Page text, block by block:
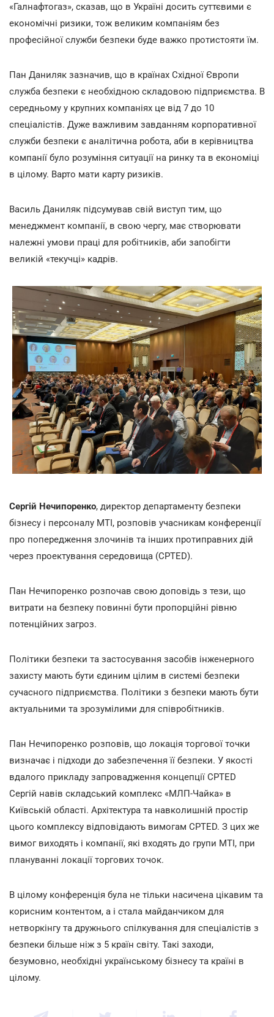
«Галнафтогаз», сказав, що в Україні досить суттєвими є
економічні ризики, тож великим компаніям без
професійної служби безпеки буде важко протистояти їм.
Пан Даниляк зазначив, що в країнах Східної Європи
служба безпеки є необхідною складовою підприємства. В
середньому у крупних компаніях це від 7 до 10
спеціалістів. Дуже важливим завданням корпоративної
служби безпеки є аналітична робота, аби в керівництва
компанії було розуміння ситуації на ринку та в економіці
в цілому. Варто мати карту ризиків.
Василь Даниляк підсумував свій виступ тим, що
менеджмент компанії, в свою чергу, має створювати
належні умови праці для робітників, аби запобігти
великій «текучці» кадрів.
Сергій Нечипоренко, директор департаменту безпеки
бізнесу і персоналу MTI, розповів учасникам конференції
про попередження злочинів та інших протиправних дій
через проектування середовища (CPTED).
Пан Нечипоренко розпочав свою доповідь з тези, що
витрати на безпеку повинні бути пропорційні рівню
потенційних загроз.
Політики безпеки та застосування засобів інженерного
захисту мають бути єдиним цілим в системі безпеки
сучасного підприємства. Політики з безпеки мають бути
актуальними та зрозумілими для співробітників.
Пан Нечипоренко розповів, що локація торгової точки
визначає і підходи до забезпечення її безпеки. У якості
вдалого прикладу запровадження концепції CPTED
Сергій навів складський комплекс «МЛП-Чайка» в
Київській області. Архітектура та навколишній простір
цього комплексу відповідають вимогам CPTED. З цих же
вимог виходять і компанії, які входять до групи MTI, при
плануванні локації торгових точок.
В цілому конференція була не тільки насичена цікавим та
корисним контентом, а і стала майданчиком для
нетворкінгу та дружнього спілкування для спеціалістів з
безпеки більше ніж з 5 країн світу. Такі заходи,
безумовно, необхідні українському бізнесу та країні в
цілому.